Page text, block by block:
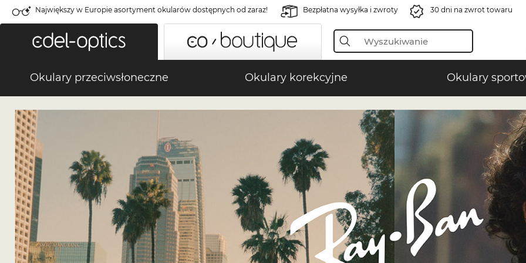
Największy w Europie asortyment okularów dostępnych od zaraz! Bezpłatna wysyłka i zwroty 30 dni na zwrot towaru
Okulary przeciwsłoneczne Okulary korekcyjne Okulary